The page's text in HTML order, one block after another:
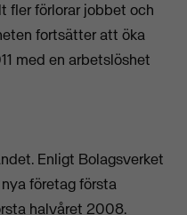
fler förlorar jobbet och
fortsätter att öka
med en arbetslöshet
Enligt Bolagsverket
företag första
halvåret 2008.